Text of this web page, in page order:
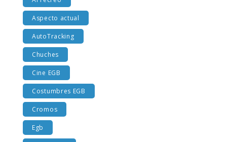
Al recreo
Aspecto actual
AutoTracking
Chuches
Cine EGB
Costumbres EGB
Cromos
Egb